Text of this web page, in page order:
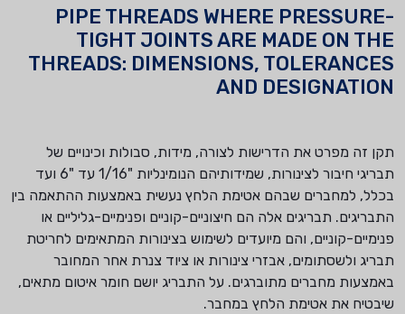
PIPE THREADS WHERE PRESSURE-
TIGHT JOINTS ARE MADE ON THE
THREADS: DIMENSIONS, TOLERANCES
AND DESIGNATION
תקן זה מפרט את הדרישות לצורה, מידות, סבולות וכינויים של
תבריגי חיבור לצינורות, שמידותיהם הנומינליות "1/16 עד "6 ועד
בכלל, למחברים שבהם אטימת הלחץ נעשית באמצעות ההתאמה בין
התבריגים. תבריגים אלה הם חיצוניים-קוניים ופנימיים-גליליים או
פנימיים-קוניים, והם מיועדים לשימוש בצינורות המתאימים לחריטת
תבריג ולשסתומים, אבזרי צינורות או ציוד צנרת אחר המחובר
באמצעות מחברים מתוברגים. על התבריג יושם חומר איטום מתאים,
שיבטיח את אטימת הלחץ במחבר.